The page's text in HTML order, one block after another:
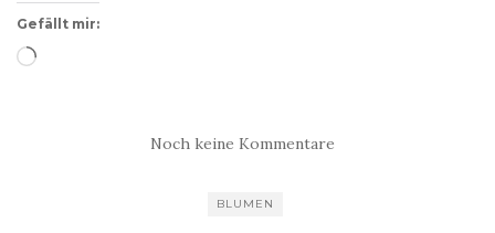
Gefällt mir:
Wird
Noch keine Kommentare
BLUMEN